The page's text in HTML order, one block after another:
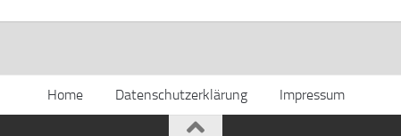
Home Datenschutzerklärung Impressum